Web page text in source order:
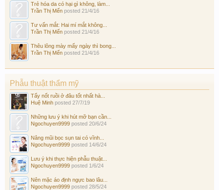
Trẻ hóa da có hại gì không, làm...
Trần Thị Mến posted 21/4/16
Tư vấn mắt: Hai mí mắt không...
Trần Thị Mến posted 21/4/16
Thêu lông mày mấy ngày thì bong...
Trần Thị Mến posted 21/4/16
Phẫu thuật thẩm mỹ
Tẩy nốt ruồi ở đâu tốt nhất hà...
Huệ Minh posted 27/7/19
Những lưu ý khi hút mỡ bạn cần...
Ngochuyen9999 posted 20/6/24
Nâng mũi bọc sụn tai có vĩnh...
Ngochuyen9999 posted 14/6/24
Lưu ý khi thực hiện phẫu thuật...
Ngochuyen9999 posted 1/6/24
Nên mặc áo định ngực bao lâu...
Ngochuyen9999 posted 28/5/24